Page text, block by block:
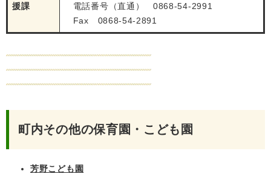
援課
電話番号（直通） 0868-54-2991
Fax 0868-54-2891
町内その他の保育園・こども園
芳野こども園